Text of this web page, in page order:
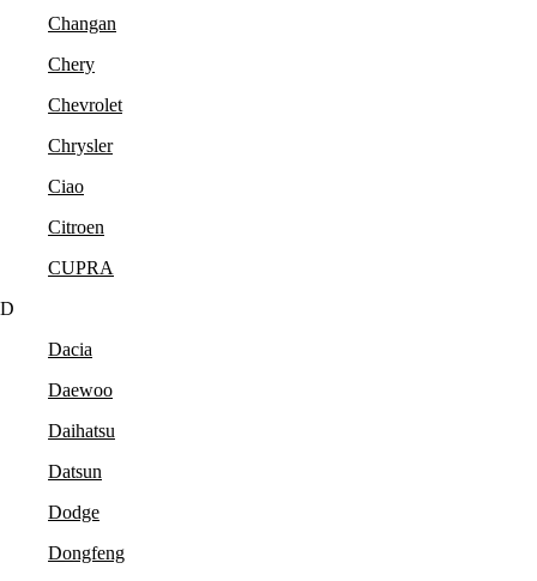
Changan
Chery
Chevrolet
Chrysler
Ciao
Citroen
CUPRA
D
Dacia
Daewoo
Daihatsu
Datsun
Dodge
Dongfeng